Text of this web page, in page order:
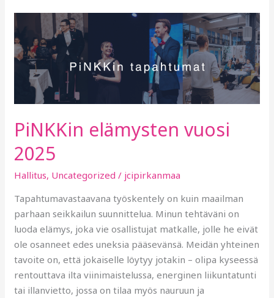
PiNKKin elämysten vuosi
2025
Hallitus, Uncategorized / jcipirkanmaa
Tapahtumavastaavana työskentely on kuin maailman
parhaan seikkailun suunnittelua. Minun tehtäväni on
luoda elämys, joka vie osallistujat matkalle, jolle he eivät
ole osanneet edes uneksia pääsevänsä. Meidän yhteinen
tavoite on, että jokaiselle löytyy jotakin – olipa kyseessä
rentouttava ilta viinimaistelussa, energinen liikuntatunti
tai illanvietto, jossa on tilaa myös nauruun ja
PiNKKin
elämysten
vuosi
2025